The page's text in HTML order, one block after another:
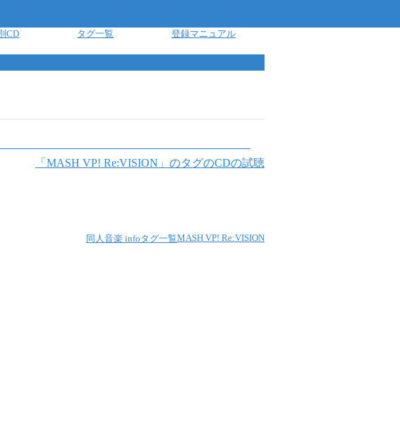
CD タグ一覧 登録マニュアル
「 MASH VP! Re:VISION 」のタグのCDの試聴
同人音楽 infoタグ一覧MASH VP! Re:VISION